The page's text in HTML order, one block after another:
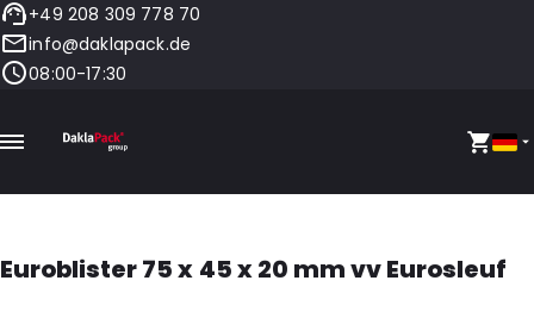
+49 208 309 778 70
info@daklapack.de
08:00-17:30
Euroblister 75 x 45 x 20 mm vv Eurosleuf